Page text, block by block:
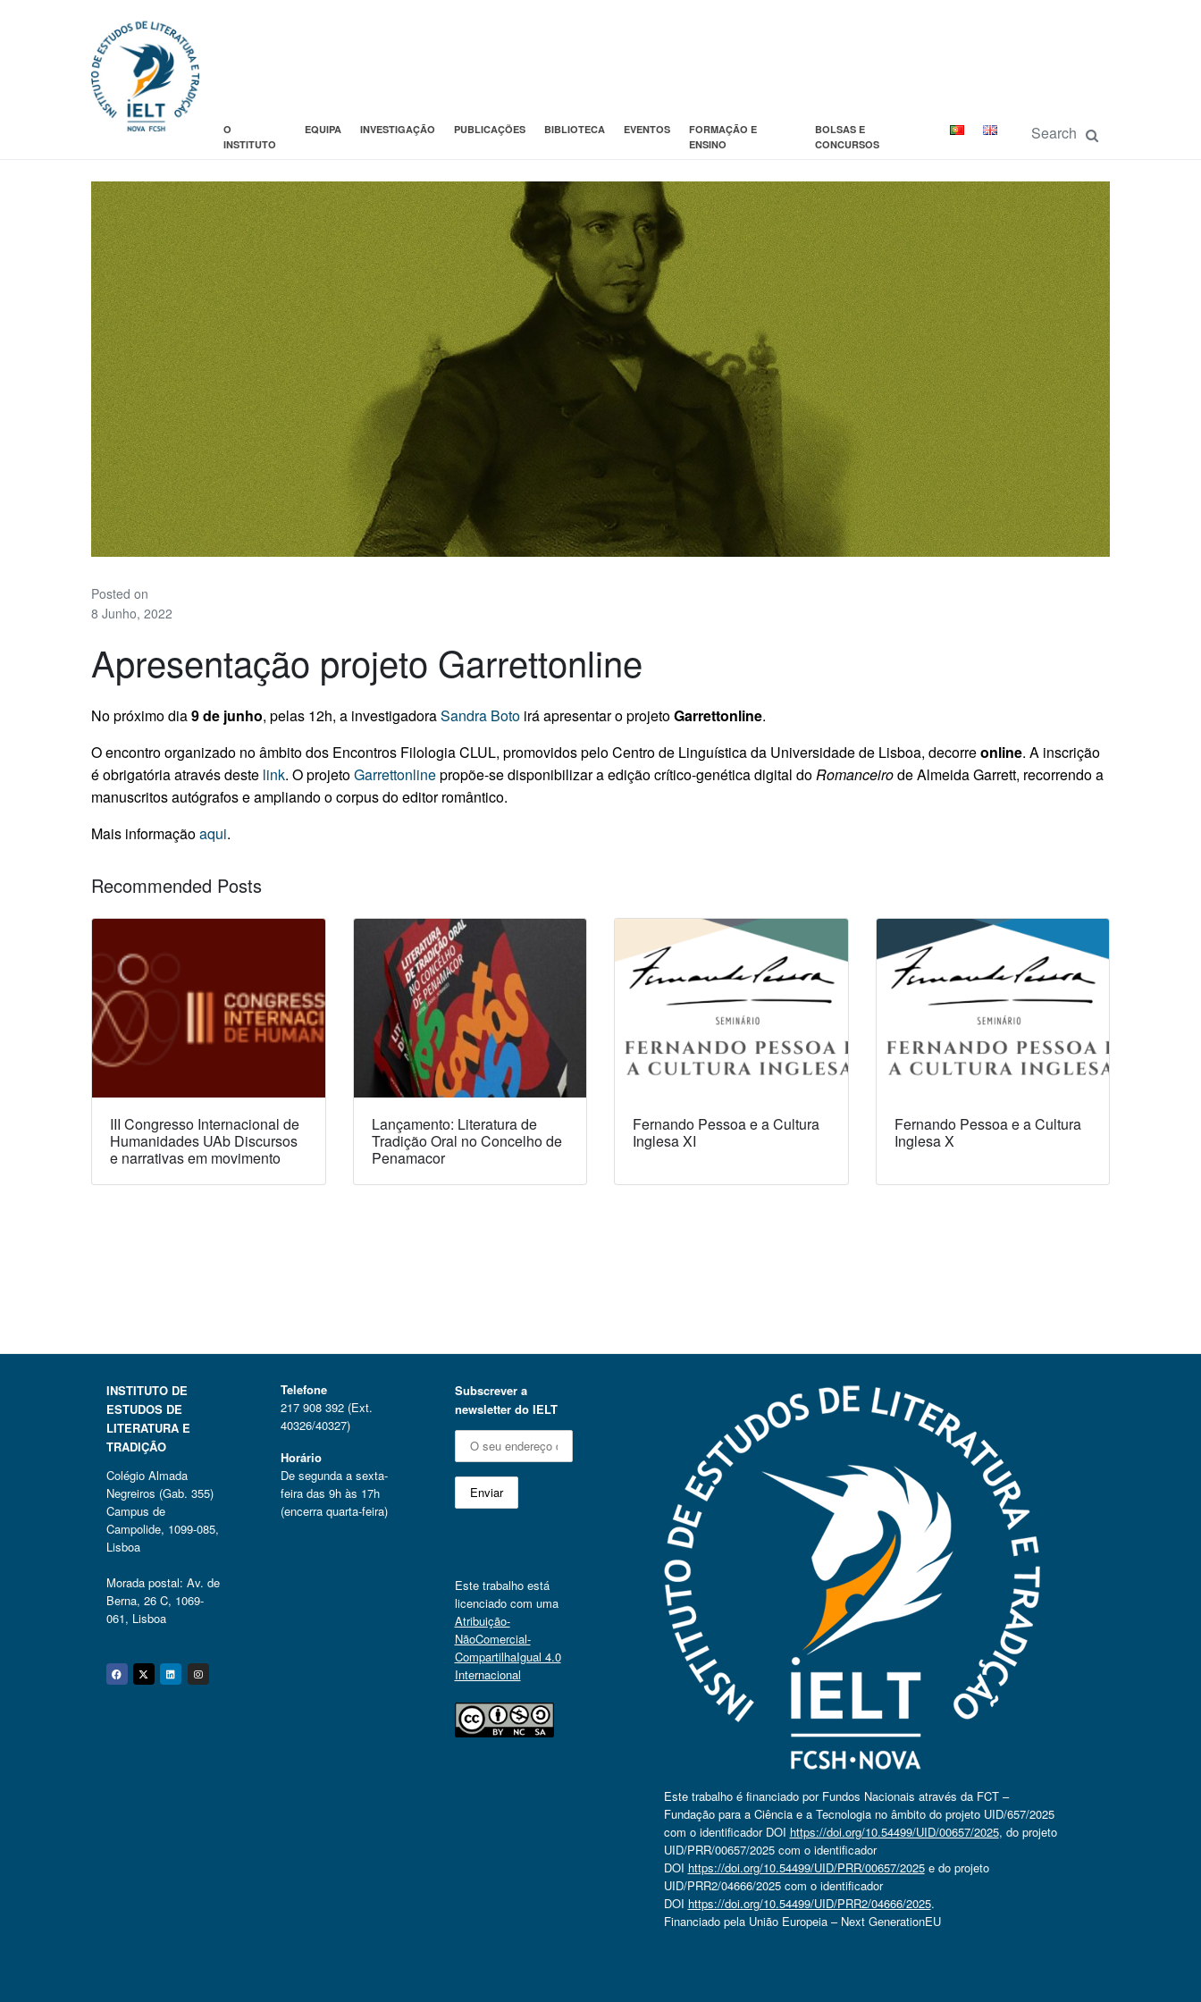
O
INSTITUTO
EQUIPA INVESTIGAÇÃO PUBLICAÇÕES BIBLIOTECA EVENTOS
FORMAÇÃO E
ENSINO
BOLSAS E
CONCURSOS
Posted on
8 Junho, 2022
Apresentação projeto Garrettonline
No próximo dia9 de junho, pelas 12h, a investigadoraSandra Boto irá apresentar o projetoGarrettonline.
O encontro organizado no âmbito dos Encontros Filologia CLUL, promovidos pelo Centro de Linguística da Universidade de Lisboa, decorreonline. A inscrição
é obrigatória através deste link. O projetoGarrettonlinepropõe-se disponibilizar a edição crítico-genética digital doRomanceirode Almeida Garrett, recorrendo a
manuscritos autógrafos e ampliando o corpus do editor romântico.
Mais informaçãoaqui.
Recommended Posts
III Congresso Internacional de
Humanidades UAb Discursos
e narrativas em movimento
Lançamento: Literatura de
Tradição Oral no Concelho de
Penamacor
Fernando Pessoa e a Cultura
Inglesa XI
Fernando Pessoa e a Cultura
Inglesa X
INSTITUTO DE
ESTUDOS DE
LITERATURA E
TRADIÇÃO
Colégio Almada
Negreiros (Gab. 355)
Campus de
Campolide, 1099-085,
Lisboa
Morada postal: Av. de
Berna, 26 C, 1069-
061, Lisboa
Facebook
Twitter
Linkedin
Instagram
Telefone
217 908 392 (Ext.
40326/40327)
Horário
De segunda a sexta-
feira das 9h às 17h
(encerra quarta-feira)
Subscrever a
newsletter do IELT
Este trabalho está
licenciado com uma
Atribuição-
NãoComercial-
CompartilhaIgual 4.0
Internacional
Este trabalho é financiado por Fundos Nacionais através da FCT –
Fundação para a Ciência e a Tecnologia no âmbito do projeto UID/657/2025
com o identificador DOI https://doi.org/10.54499/UID/00657/2025, do projeto
UID/PRR/00657/2025 com o identificador
DOI https://doi.org/10.54499/UID/PRR/00657/2025e do projeto
UID/PRR2/04666/2025 com o identificador
DOI https://doi.org/10.54499/UID/PRR2/04666/2025.
Financiado pela União Europeia – Next GenerationEU